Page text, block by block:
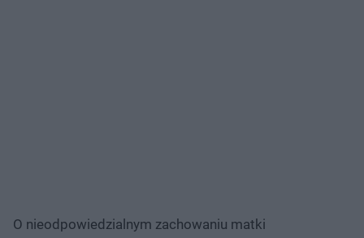
O nieodpowiedzialnym zachowaniu matki